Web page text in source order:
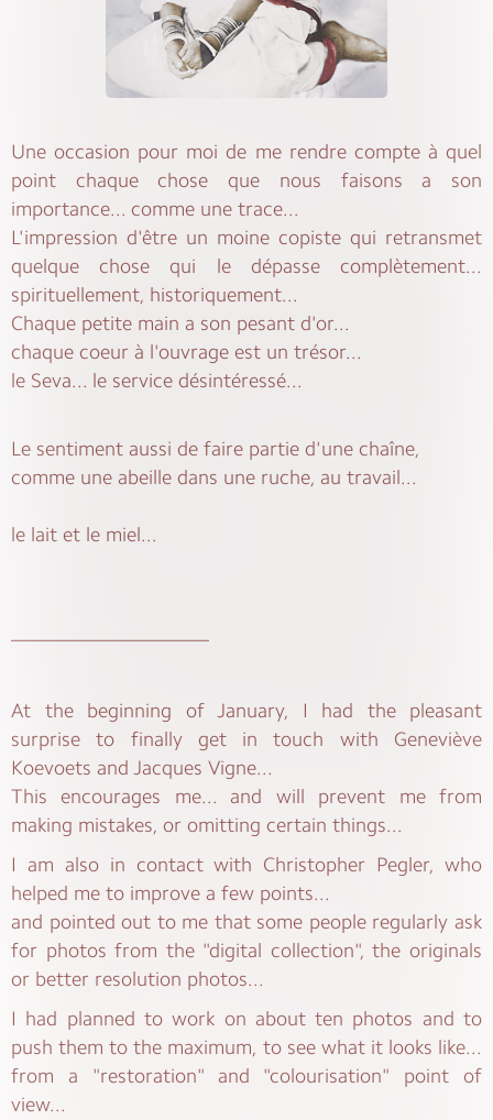
Une occasion pour moi de me rendre compte à quel
point chaque chose que nous faisons a son
importance... comme une trace...
L'impression d'être un moine copiste qui retransmet
quelque chose qui le dépasse complètement...
spirituellement, historiquement...
Chaque petite main a son pesant d'or...
chaque coeur à l'ouvrage est un trésor...
le Seva... le service désintéressé...
Le sentiment aussi de faire partie d'une chaîne,
comme une abeille dans une ruche, au travail...
le lait et le miel...
At the beginning of January, I had the pleasant
surprise to finally get in touch with Geneviève
Koevoets and Jacques Vigne...
This encourages me... and will prevent me from
making mistakes, or omitting certain things...
I am also in contact with Christopher Pegler, who
helped me to improve a few points...
and pointed out to me that some people regularly ask
for photos from the "digital collection", the originals
or better resolution photos...
I had planned to work on about ten photos and to
push them to the maximum, to see what it looks like...
from a "restoration" and "colourisation" point of
view...